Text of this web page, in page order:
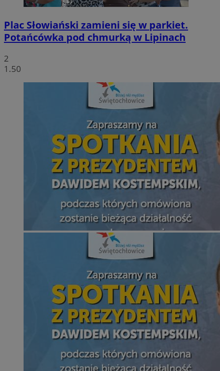
Plac Słowiański zamieni się w parkiet.
Potańcówka pod chmurką w Lipinach
2
1.50